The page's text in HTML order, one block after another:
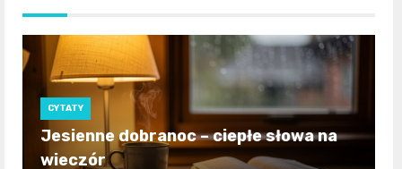
CYTATY
Jesienne dobranoc – ciepłe słowa na
wieczór